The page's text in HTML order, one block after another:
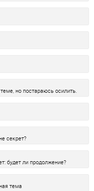
но постараюсь осилить.
секрет?
будет ли продолжение?
тема